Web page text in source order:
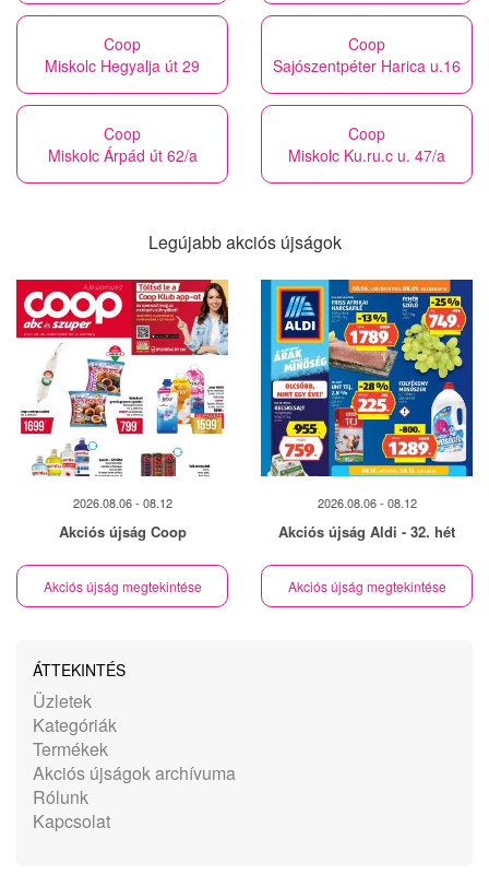
Coop
Miskolc Hegyalja út 29
Coop
Sajószentpéter Harica u.16
Coop
Miskolc Árpád út 62/a
Coop
Miskolc Ku.ru.c u. 47/a
Legújabb akciós újságok
2026.08.06 - 08.12
Akciós újság Coop
Akciós újság megtekintése
2026.08.06 - 08.12
Akciós újság Aldi - 32. hét
Akciós újság megtekintése
ÁTTEKINTÉS
Üzletek
Kategóriák
Termékek
Akciós újságok archívuma
Rólunk
Kapcsolat